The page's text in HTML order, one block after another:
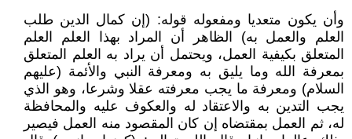
وأن يكون متعديا ومفعوله قوله: (إن كمال الدين طلب
العلم والعمل به) الظاهر أن المراد بهذا العلم العلم
المتعلق بكيفية العمل، ويحتمل أن يراد به العلم المتعلق
بمعرفة الله وما يليق به ومعرفة النبي والأئمة (عليهم
السلام) ومعرفة ما يجب معرفته عقلا وشرعا، وهو الذي
يجب التدين به والاعتقاد له والعكوف عليه والمحافظة
له، ثم العمل بمقتضاه إن كان المقصود منه العمل فيصير